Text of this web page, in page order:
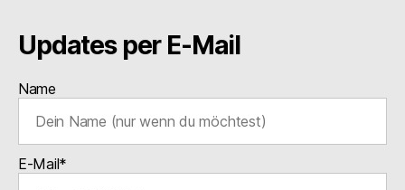
Updates per E-Mail
Name
E-Mail*